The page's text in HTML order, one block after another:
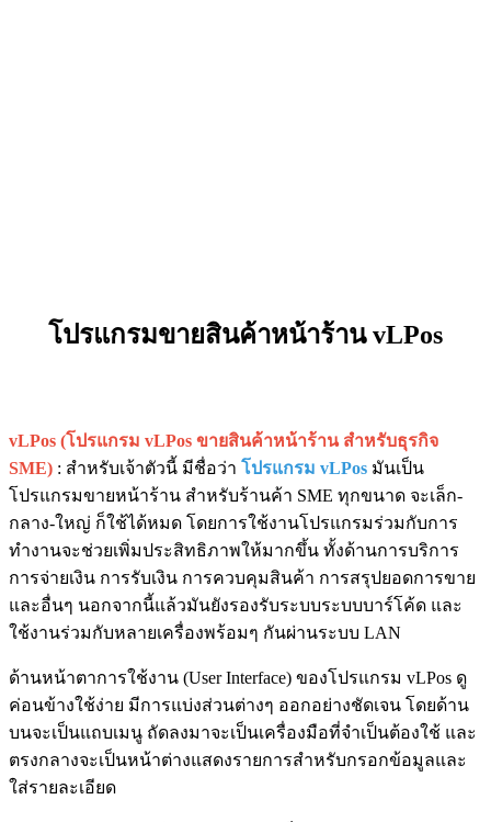
โปรแกรมขายสินค้าหน้าร้าน vLPos
vLPos (โปรแกรม vLPos ขายสินค้าหน้าร้าน สำหรับธุรกิจ
SME) : สำหรับเจ้าตัวนี้ มีชื่อว่า โปรแกรม vLPos มันเป็น
โปรแกรมขายหน้าร้าน สำหรับร้านค้า SME ทุกขนาด จะเล็ก-
กลาง-ใหญ่ ก็ใช้ได้หมด โดยการใช้งานโปรแกรมร่วมกับการ
ทำงานจะช่วยเพิ่มประสิทธิภาพให้มากขึ้น ทั้งด้านการบริการ
การจ่ายเงิน การรับเงิน การควบคุมสินค้า การสรุปยอดการขาย
และอื่นๆ นอกจากนี้แล้วมันยังรองรับระบบระบบบาร์โค้ด และ
ใช้งานร่วมกับหลายเครื่องพร้อมๆ กันผ่านระบบ LAN
ด้านหน้าตาการใช้งาน (User Interface) ของโปรแกรม vLPos ดู
ค่อนข้างใช้ง่าย มีการแบ่งส่วนต่างๆ ออกอย่างชัดเจน โดยด้าน
บนจะเป็นแถบเมนู ถัดลงมาจะเป็นเครื่องมือที่จำเป็นต้องใช้ และ
ตรงกลางจะเป็นหน้าต่างแสดงรายการสำหรับกรอกข้อมูลและ
ใส่รายละเอียด